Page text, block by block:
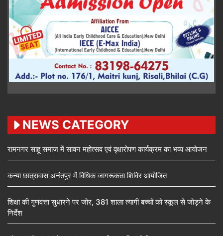
NEWS CATEGORY
रामनगर साहू समाज में सावन महोत्सव एवं वृक्षारोपण कार्यक्रम का भव्य आयोजन
कन्या छात्रावास अनंतपुर में विधिक जागरूकता शिविर आयोजित
शिक्षा की गुणवत्ता सुधारने पर जोर, 381 शाला त्यागी बच्चों को स्कूल से जोड़ने के
निर्देश